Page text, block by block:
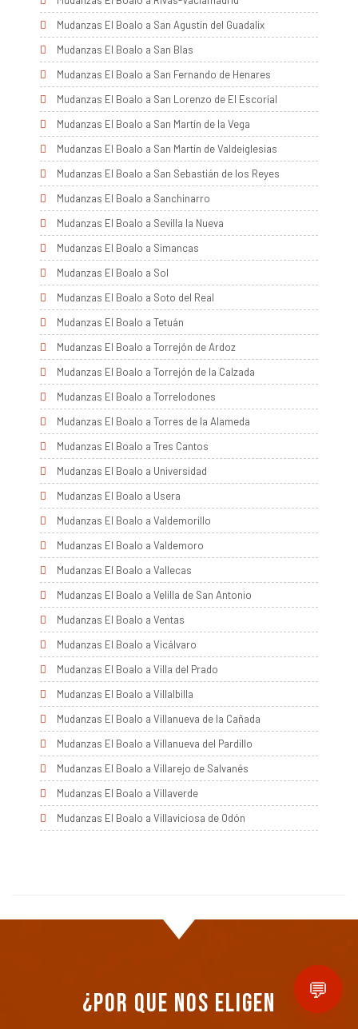
Mudanzas El Boalo a San Agustín del Guadalix
Mudanzas El Boalo a San Blas
Mudanzas El Boalo a San Fernando de Henares
Mudanzas El Boalo a San Lorenzo de El Escorial
Mudanzas El Boalo a San Martín de la Vega
Mudanzas El Boalo a San Martín de Valdeiglesias
Mudanzas El Boalo a San Sebastián de los Reyes
Mudanzas El Boalo a Sanchinarro
Mudanzas El Boalo a Sevilla la Nueva
Mudanzas El Boalo a Simancas
Mudanzas El Boalo a Sol
Mudanzas El Boalo a Soto del Real
Mudanzas El Boalo a Tetuán
Mudanzas El Boalo a Torrejón de Ardoz
Mudanzas El Boalo a Torrejón de la Calzada
Mudanzas El Boalo a Torrelodones
Mudanzas El Boalo a Torres de la Alameda
Mudanzas El Boalo a Tres Cantos
Mudanzas El Boalo a Universidad
Mudanzas El Boalo a Usera
Mudanzas El Boalo a Valdemorillo
Mudanzas El Boalo a Valdemoro
Mudanzas El Boalo a Vallecas
Mudanzas El Boalo a Velilla de San Antonio
Mudanzas El Boalo a Ventas
Mudanzas El Boalo a Vicálvaro
Mudanzas El Boalo a Villa del Prado
Mudanzas El Boalo a Villalbilla
Mudanzas El Boalo a Villanueva de la Cañada
Mudanzas El Boalo a Villanueva del Pardillo
Mudanzas El Boalo a Villarejo de Salvanés
Mudanzas El Boalo a Villaverde
Mudanzas El Boalo a Villaviciosa de Odón
¿Por que nos eligen 💬